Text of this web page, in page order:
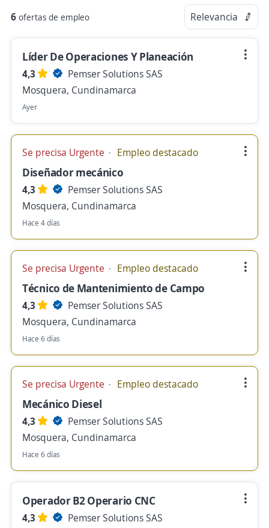
6 ofertas de empleo Relevancia
Líder De Operaciones Y Planeación
4,3
Pemser Solutions SAS
Mosquera, Cundinamarca
Ayer
Se precisa Urgente Empleo destacado
Diseñador mecánico
4,3
Pemser Solutions SAS
Mosquera, Cundinamarca
Hace 4 días
Se precisa Urgente Empleo destacado
Técnico de Mantenimiento de Campo
4,3
Pemser Solutions SAS
Mosquera, Cundinamarca
Hace 6 días
Se precisa Urgente Empleo destacado
Mecánico Diesel
4,3
Pemser Solutions SAS
Mosquera, Cundinamarca
Hace 6 días
Operador B2 Operario CNC
4,3
Pemser Solutions SAS